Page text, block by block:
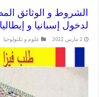
الشروط و الوثائق
لدخول إسبانيا و
2 مارس 2022 علوم و تكنولوجيا